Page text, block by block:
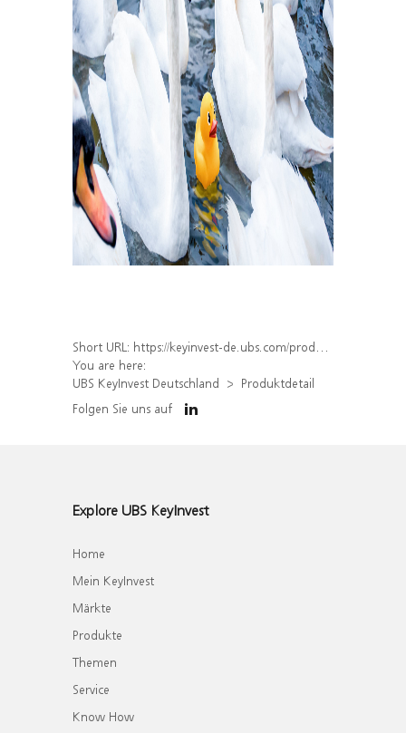
Short URL: https://keyinvest-de.ubs.com/produkt/detail/index/isin/DE000WA75RP3
You are here:
UBS KeyInvest Deutschland
Produktdetail
Folgen Sie uns auf
Explore UBS KeyInvest
Home
Mein KeyInvest
Märkte
Produkte
Themen
Service
Know How